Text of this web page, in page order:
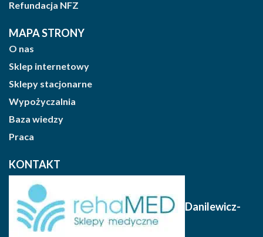
Refundacja NFZ
MAPA STRONY
O nas
Sklep internetowy
Sklepy stacjonarne
Wypożyczalnia
Baza wiedzy
Praca
KONTAKT
Danilewicz-